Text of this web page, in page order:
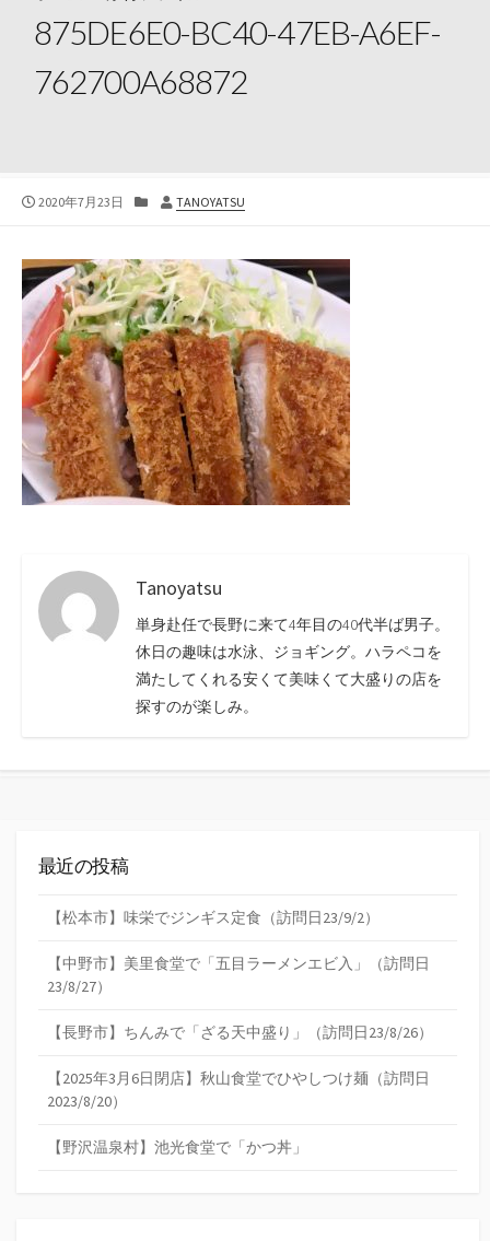
875DE6E0-BC40-47EB-A6EF-
762700A68872
公
2020年7月23日
カ
リ
ー
投
TANOYATSU
Tanoyatsu
単身赴任で長野に来て4年目の40代半ば男子。
休日の趣味は水泳、ジョギング。ハラペコを
満たしてくれる安くて美味くて大盛りの店を
探すのが楽しみ。
最近の投稿
【松本市】味栄でジンギス定食（訪問日23/9/2）
【中野市】美里食堂で「五目ラーメンエビ入」（訪問日
23/8/27）
【長野市】ちんみで「ざる天中盛り」（訪問日23/8/26）
【2025年3月6日閉店】秋山食堂でひやしつけ麺（訪問日
2023/8/20）
【野沢温泉村】池光食堂で「かつ丼」